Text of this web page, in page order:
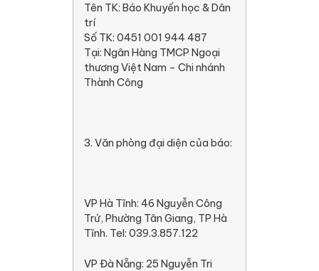
Tên TK: Báo Khuyến học & Dân
trí
Số TK: 0451 001 944 487
Tại: Ngân Hàng TMCP Ngoại
thương Việt Nam – Chi nhánh
Thành Công
3. Văn phòng đại diện của báo:
VP Hà Tĩnh: 46 Nguyễn Công
Trứ, Phường Tân Giang, TP Hà
Tĩnh. Tel: 039.3.857.122
VP Đà Nẵng: 25 Nguyễn Tri